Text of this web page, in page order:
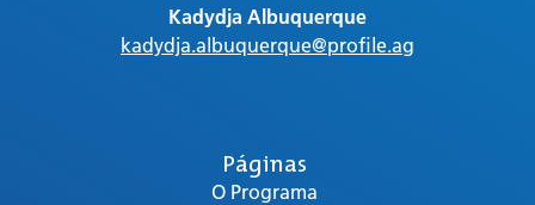
Páginas
O Programa
Kadydja Albuquerque
kadydja.albuquerque@profile.ag